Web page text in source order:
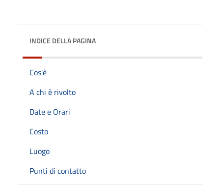
INDICE DELLA PAGINA
Cos'è
A chi è rivolto
Date e Orari
Costo
Luogo
Punti di contatto